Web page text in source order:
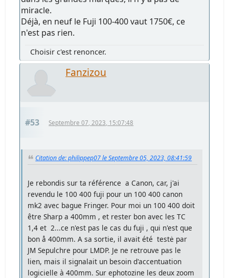
miracle.
Déjà, en neuf le Fuji 100-400 vaut 1750€, ce
n'est pas rien.
Choisir c'est renoncer.
Fanzizou
#53 Septembre 07, 2023, 15:07:48
Citation de: philippep07 le Septembre 05, 2023, 08:41:59
Je rebondis sur ta référence a Canon, car, j'ai
revendu le 100 400 fuji pour un 100 400 canon
mk2 avec bague Fringer. Pour moi un 100 400 doit
être Sharp a 400mm , et rester bon avec les TC
1,4 et 2...ce n'est pas le cas du fuji , qui n'est que
bon å 400mm. A sa sortie, il avait été testė par
JM Sepulchre pour LMDP. Je ne retrouve pas le
lien, mais il signalait un besoin d'accentuation
logicielle à 400mm. Sur ephotozine les deux zoom